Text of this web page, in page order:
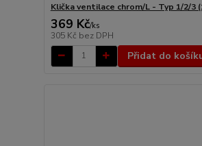
Klička ventilace chrom/L - Typ 1/2/3
369 Kč/ks
305 Kč bez DPH
Přidat do